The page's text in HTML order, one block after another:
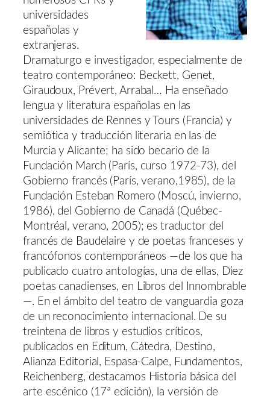
universidades
españolas y
extranjeras.
Dramaturgo e investigador, especialmente de
teatro contemporáneo: Beckett, Genet,
Giraudoux, Prévert, Arrabal… Ha enseñado
lengua y literatura españolas en las
universidades de Rennes y Tours (Francia) y
semiótica y traducción literaria en las de
Murcia y Alicante; ha sido becario de la
Fundación March (París, curso 1972-73), del
Gobierno francés (París, verano,1985), de la
Fundación Esteban Romero (Moscú, invierno,
1986), del Gobierno de Canadá (Québec-
Montréal, verano, 2005); es traductor del
francés de Baudelaire y de poetas franceses y
francófonos contemporáneos —de los que ha
publicado cuatro antologías, una de ellas, Diez
poetas canadienses, en Libros del Innombrable
—. En el ámbito del teatro de vanguardia goza
de un reconocimiento internacional. De su
treintena de libros y estudios críticos,
publicados en Editum, Cátedra, Destino,
Alianza Editorial, Espasa-Calpe, Fundamentos,
Reichenberg, destacamos Historia básica del
arte escénico (17ª edición), la versión de